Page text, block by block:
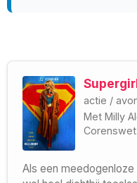
actie /
Met Milly
Corenswet
Als een